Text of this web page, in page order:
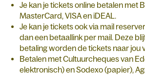
Je kan je tickets online betalen met
MasterCard, VISA en iDEAL.
Je kan je tickets ook via mail
dan een betaallink per mail. Deze
betaling worden de tickets naar jou
Betalen met Cultuurcheques van
elektronisch) en Sodexo (papier),